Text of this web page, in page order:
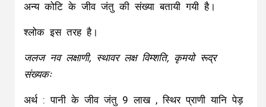
अन्य कोटि के जीव जंतु की संख्या बतायी गयी है।
श्लोक इस तरह है।
जलज नव लक्षाणी, स्थावर लक्ष विम्शति, कृमयो रूद्र
संख्यकः
अर्थ : पानी के जीव जंतु 9 लाख , स्थिर प्राणी यानि पेड़